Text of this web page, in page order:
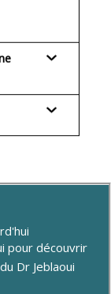
pour découvrir
Dr Jeblaoui